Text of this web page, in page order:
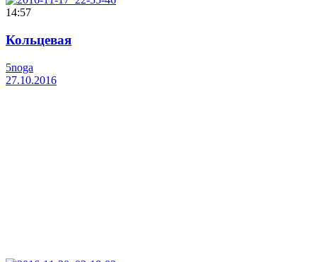
14:57
Кольцевая
5noga
27.10.2016